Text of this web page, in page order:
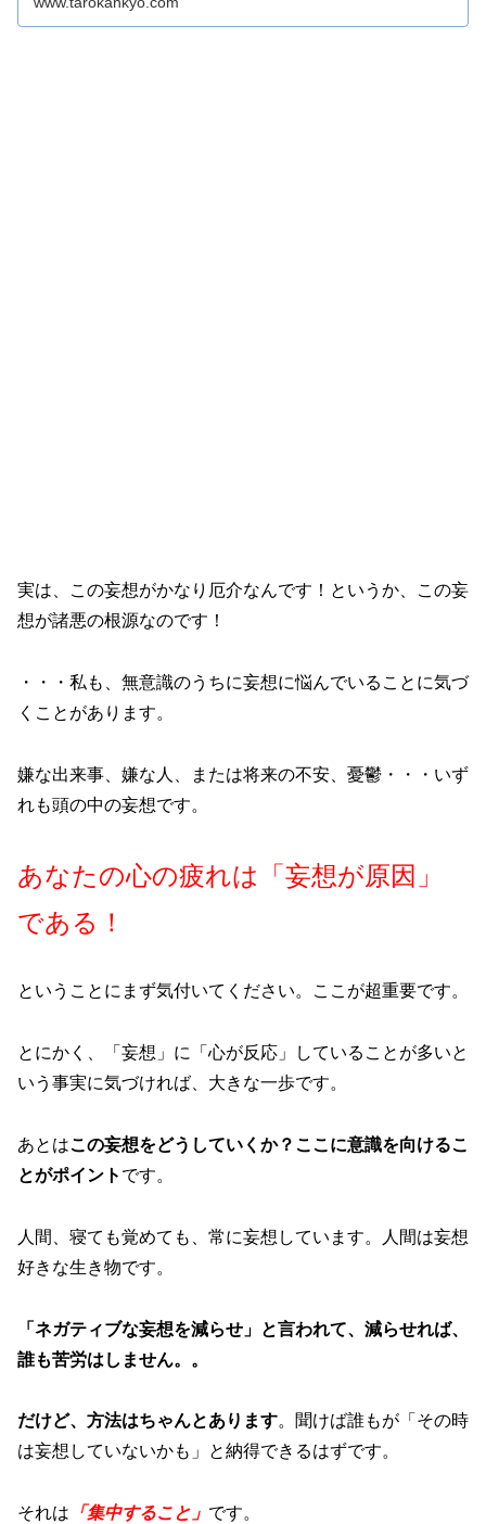
実は、この妄想がかなり厄介なんです！というか、この妄
想が諸悪の根源なのです！
・・・私も、無意識のうちに妄想に悩んでいることに気づ
くことがあります。
嫌な出来事、嫌な人、または将来の不安、憂鬱・・・いず
れも頭の中の妄想です。
あなたの心の疲れは「妄想が原因」
である！
ということにまず気付いてください。ここが超重要です。
とにかく、「妄想」に「心が反応」していることが多いと
いう事実に気づければ、大きな一歩です。
あとはこの妄想をどうしていくか？ここに意識を向けるこ
とがポイント です。
人間、寝ても覚めても、常に妄想しています。人間は妄想
好きな生き物です。
「ネガティブな妄想を減らせ」と言われて、減らせれば、
誰も苦労はしません。。
だけど、方法はちゃんとあります。聞けば誰もが「その時
は妄想していないかも」と納得できるはずです。
それは 「集中すること」 です。